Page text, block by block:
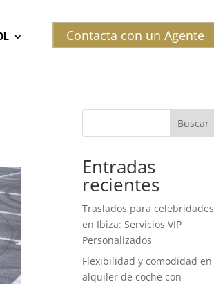
Contacta con un Agente
Buscar
Entradas
recientes
Traslados para celebridades
en Ibiza: Servicios VIP
Personalizados
Flexibilidad y comodidad en
alquiler de coche con